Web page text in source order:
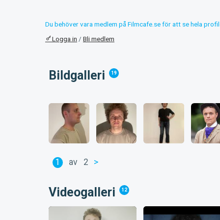
Du behöver vara medlem på Filmcafe.se för att se hela
Logga in / Bli medlem
Bildgalleri 19
1 av 2 >
Videogalleri 12